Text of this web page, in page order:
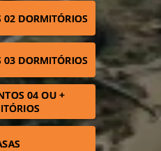
02 DORMITÓRIOS
03 DORMITÓRIOS
04 OU +